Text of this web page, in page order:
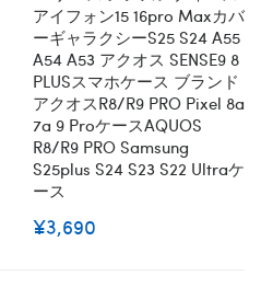
アイフォン15 16pro Maxカバ
ーギャラクシーs25 S24 A55
A54 A53 アクオス SENSE9 8
PLUSスマホケース ブランド
アクオスR8/R9 PRO Pixel 8a
7a 9 ProケースAQUOS
R8/R9 PRO Samsung
S25plus S24 S23 S22 Ultraケ
ース
¥3,690